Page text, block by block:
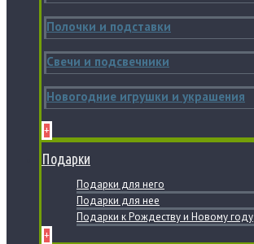
Полочки и подставки
Свечи и подсвечники
Новогодние игрушки и украшения
+
Подарки
Подарки для него
Подарки для нее
Подарки к Рождеству и Новому году
+